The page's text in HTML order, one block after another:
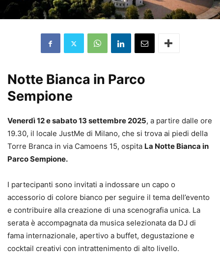
Notte Bianca in Parco
Sempione
Venerdì 12 e sabato 13 settembre 2025, a partire dalle ore
19.30, il locale JustMe di Milano, che si trova ai piedi della
Torre Branca in via Camoens 15, ospita La Notte Bianca in
Parco Sempione.
I partecipanti sono invitati a indossare un capo o
accessorio di colore bianco per seguire il tema dell’evento
e contribuire alla creazione di una scenografia unica. La
serata è accompagnata da musica selezionata da DJ di
fama internazionale, apertivo a buffet, degustazione e
cocktail creativi con intrattenimento di alto livello.